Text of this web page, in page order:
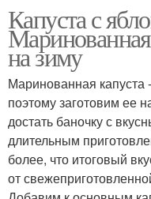
Капуста с
на зиму
Маринованная капуста
поэтому заготовим ее
достать баночку с
длительным
более, что итоговый
от